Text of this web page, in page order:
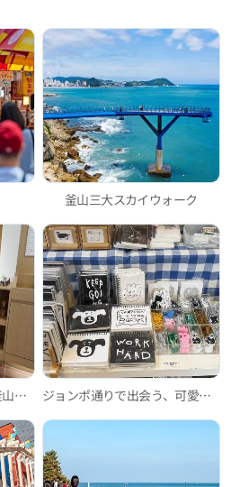
釜山三大スカイウォーク
外国人からも人気が高い釜山のスイーツカフェ3選 ジョンポ通りで出会う、可愛い雑貨ショップ巡り